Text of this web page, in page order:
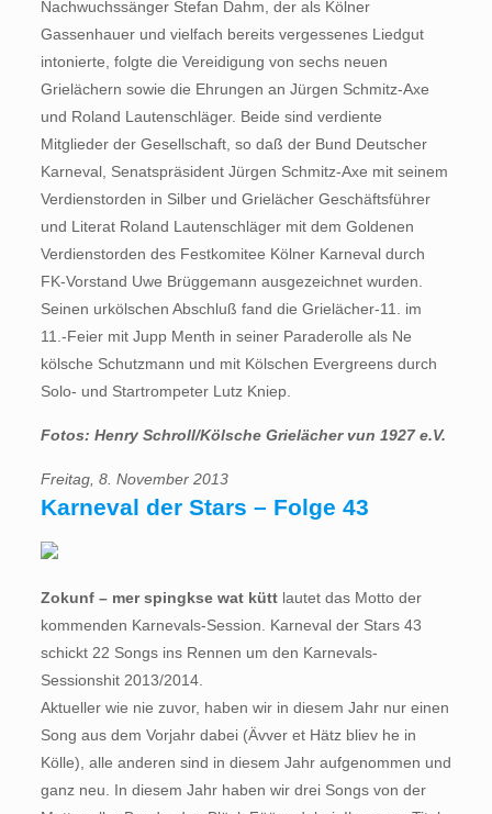
Nachwuchssänger Stefan Dahm, der als Kölner
Gassenhauer und vielfach bereits vergessenes Liedgut
intonierte, folgte die Vereidigung von sechs neuen
Grielächern sowie die Ehrungen an Jürgen Schmitz-Axe
und Roland Lautenschläger. Beide sind verdiente
Mitglieder der Gesellschaft, so daß der Bund Deutscher
Karneval, Senatspräsident Jürgen Schmitz-Axe mit seinem
Verdienstorden in Silber und Grielächer Geschäftsführer
und Literat Roland Lautenschläger mit dem Goldenen
Verdienstorden des Festkomitee Kölner Karneval durch
FK-Vorstand Uwe Brüggemann ausgezeichnet wurden.
Seinen urkölschen Abschluß fand die Grielächer-11. im
11.-Feier mit Jupp Menth in seiner Paraderolle als Ne
kölsche Schutzmann und mit Kölschen Evergreens durch
Solo- und Startrompeter Lutz Kniep.
Fotos: Henry Schroll/Kölsche Grielächer vun 1927 e.V.
Freitag, 8. November 2013
Karneval der Stars – Folge 43
Zokunf – mer spingkse wat küttlautet das Motto der
kommenden Karnevals-Session. Karneval der Stars 43
schickt 22 Songs ins Rennen um den Karnevals-
Sessionshit 2013/2014.
Aktueller wie nie zuvor, haben wir in diesem Jahr nur einen
Song aus dem Vorjahr dabei (Ävver et Hätz bliev he in
Kölle), alle anderen sind in diesem Jahr aufgenommen und
ganz neu. In diesem Jahr haben wir drei Songs von der